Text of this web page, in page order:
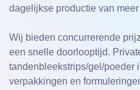
dagelijkse productie van
Wij bieden concurrerende
een snelle doorlooptijd.
tandenbleekstrips/gel/poeder
verpakkingen en